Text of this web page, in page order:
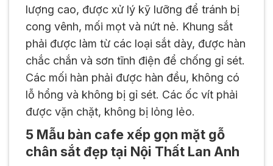
lượng cao, được xử lý kỹ lưỡng để tránh bị
cong vênh, mối mọt và nứt nẻ. Khung sắt
phải được làm từ các loại sắt dày, được hàn
chắc chắn và sơn tĩnh điện để chống gỉ sét.
Các mối hàn phải được hàn đều, không có
lỗ hổng và không bị gỉ sét. Các ốc vít phải
được vặn chặt, không bị lỏng lẻo.
5 Mẫu bàn cafe xếp gọn mặt gỗ
chân sắt đẹp tại Nội Thất Lan Anh